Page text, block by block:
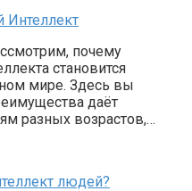
Интеллект
почему
становится
мире. Здесь вы
даёт
разных возрастов,…
людей?